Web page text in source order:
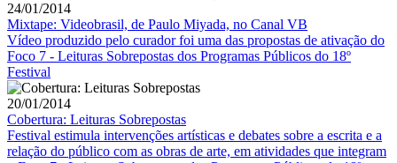
24/01/2014
Mixtape: Videobrasil, de Paulo Miyada, no Canal VB
Vídeo produzido pelo curador foi uma das propostas de ativação do
Foco 7 - Leituras Sobrepostas dos Programas Públicos do 18º
Festival
20/01/2014
Cobertura: Leituras Sobrepostas
Festival estimula intervenções artísticas e debates sobre a escrita e a
relação do público com as obras de arte, em atividades que integram